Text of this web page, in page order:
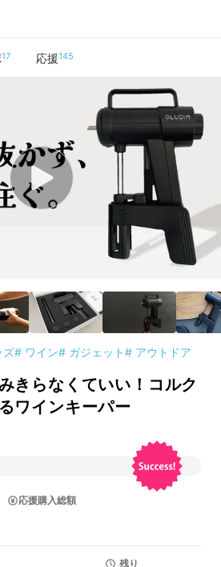
17 応援145
ズ# ワイン# ガジェット# アウトドア
きらなくていい！コルク
ワインキーパー
応援購入総額
残り